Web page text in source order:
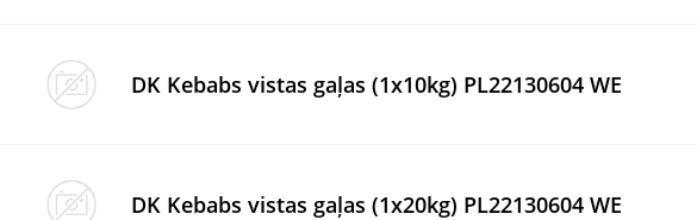
DK Kebabs vistas gaļas (1x10kg) PL22130604 WE
DK Kebabs vistas gaļas (1x20kg) PL22130604 WE